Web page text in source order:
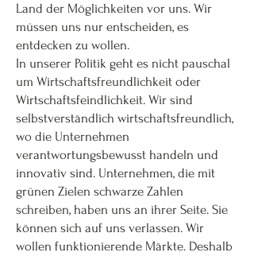
Land der Möglichkeiten vor uns. Wir
müssen uns nur entscheiden, es
entdecken zu wollen.
In unserer Politik geht es nicht pauschal
um Wirtschaftsfreundlichkeit oder
Wirtschaftsfeindlichkeit. Wir sind
selbstverständlich wirtschaftsfreundlich,
wo die Unternehmen
verantwortungsbewusst handeln und
innovativ sind. Unternehmen, die mit
grünen Zielen schwarze Zahlen
schreiben, haben uns an ihrer Seite. Sie
können sich auf uns verlassen. Wir
wollen funktionierende Märkte. Deshalb